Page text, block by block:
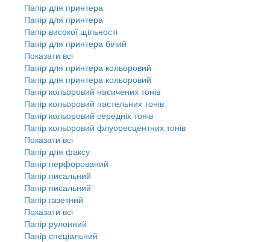
Папір для принтера
Папір для принтера
Папір високої щільності
Папір для принтера білий
Показати всі
Папір для принтера кольоровий
Папір для принтера кольоровий
Папір кольоровий насичених тонів
Папір кольоровий пастельних тонів
Папір кольоровий середніх тонів
Папір кольоровий флуоресцентних тонів
Показати всі
Папір для факсу
Папір перфорований
Папір писальний
Папір писальний
Папір газетний
Показати всі
Папір рулонний
Папір спеціальний